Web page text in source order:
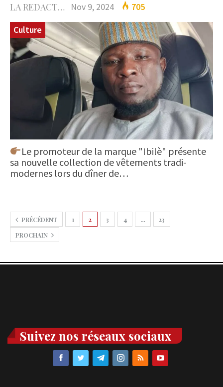
LA REDACTION Nov 9, 2024
705
Culture
Le promoteur de la marque "Ibilè" présente
sa nouvelle collection de vêtements tradi-
modernes lors du dîner de…
PRÉCÉDENT 1 2 3 4 …
23
PROCHAIN
Suivez nos réseaux sociaux